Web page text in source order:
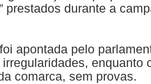
prestados durante a
apontada pelo
enquanto
comarca, sem provas.